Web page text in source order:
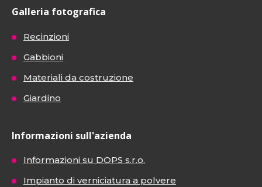
Galleria fotografica
Recinzioni
Gabbioni
Materiali da costruzione
Giardino
Informazioni sull'azienda
Informazioni su DOPS s.r.o.
Impianto di verniciatura a polvere